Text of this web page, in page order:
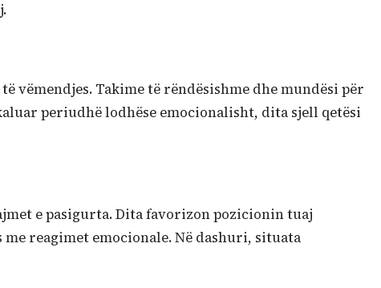
vëmendjes. Takime të rëndësishme dhe mundësi për
periudhë lodhëse emocionalisht, dita sjell qetësi
e pasigurta. Dita favorizon pozicionin tuaj
reagimet emocionale. Në dashuri, situata